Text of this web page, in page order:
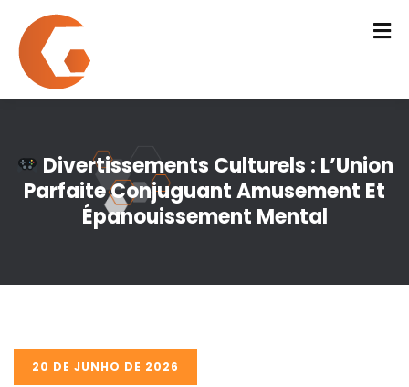
Divertissements Culturels : L’Union
Parfaite Conjuguant Amusement Et
Épanouissement Mental
20 DE JUNHO DE 2026